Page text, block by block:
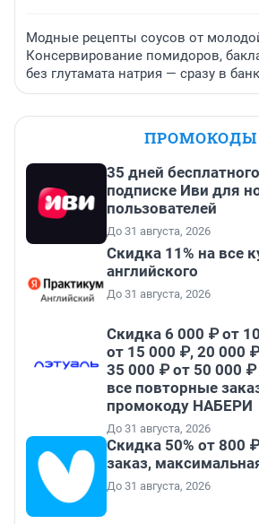
Модные рецепты соусов от
Консервирование помидоров,
без глутамата натрия — сразу в
ПРОМОКОДЫ
35 дней
подписке Иви для
пользователей
До 31 августа, 2026
Скидка 11% на все
английского
До 31 августа, 2026
Скидка 6 000 ₽ от
от 15 000 ₽, 20 000
35 000 ₽ от 50 000
все повторные
промокоду НАБЕРИ
До 31 августа, 2026
Скидка 50% от 800
заказ,
До 31 августа, 2026